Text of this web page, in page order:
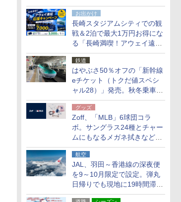
お出かけ
長崎スタジアムシティでの観
戦＆2泊で最大1万円お得にな
る「長崎満喫！アウェイ遠征
応援キャンペーン」
鉄道
はやぶさ50％オフの「新幹線
eチケット（トクだ値スペシ
ャル28）」発売。秋冬乗車
分、えきねっと限定
グッズ
Zoff、「MLB」6球団コラ
ボ。サングラス24種とチャー
ムにもなるメガネ拭きなど雑
貨24種
航空
JAL、羽田～香港線の深夜便
を9～10月限定で設定。弾丸
日帰りでも現地に19時間滞在
できる